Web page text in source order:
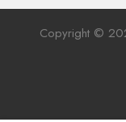
Copyright ©